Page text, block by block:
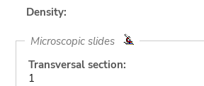
Density:
Microscopic slides
Transversal section:
1